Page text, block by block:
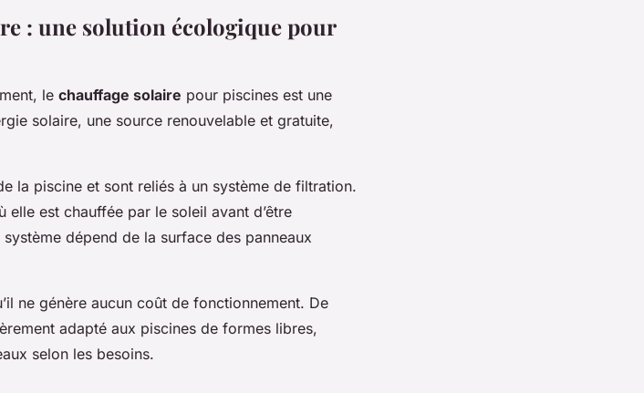
: une solution écologique pour
le chauffage solaire pour piscines est une
solaire, une source renouvelable et gratuite,
la piscine et sont reliés à un système de filtration.
elle est chauffée par le soleil avant d’être
dépend de la surface des panneaux
ne génère aucun coût de fonctionnement. De
adapté aux piscines de formes libres,
selon les besoins.